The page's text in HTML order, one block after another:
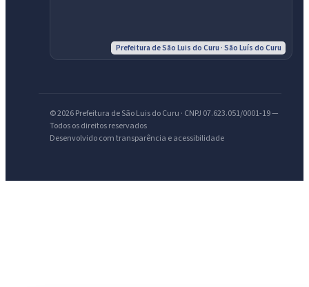
Prefeitura de São Luis do Curu · São Luís do Curu
© 2026 Prefeitura de São Luis do Curu · CNPJ 07.623.051/0001-19 —
Todos os direitos reservados
Desenvolvido com transparência e acessibilidade
Licitações abertas Carta de serviços Diário Oficial